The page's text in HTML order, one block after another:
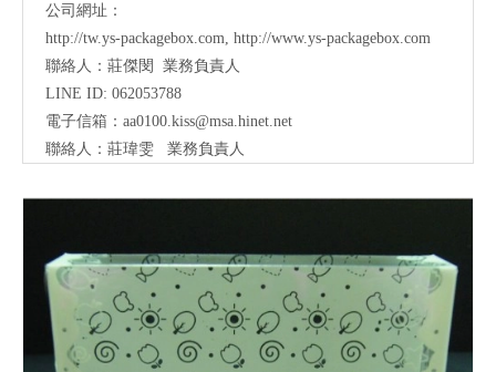
公司網址：
http://tw.ys-packagebox.com http://www.ys-packagebox.com
聯絡人：莊傑閔 業務負責人
LINE ID: 062053788
電子信箱： aa0100.kiss@msa.hinet.net
聯絡人：莊瑋雯 業務負責人